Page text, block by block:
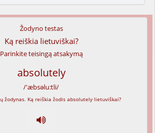
Žodyno testas
Ką reiškia lietuviškai?
Parinkite teisingą atsakymą
absolutely
/'æbsəlu:tli/